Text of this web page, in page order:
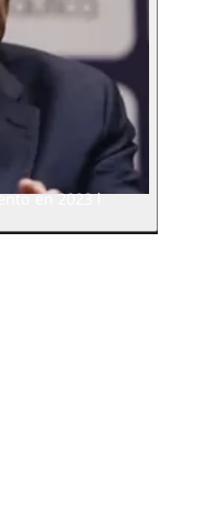
en 2023 l